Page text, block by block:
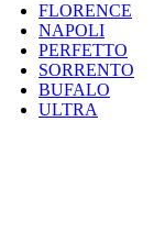
FLORENCE
NAPOLI
PERFETTO
SORRENTO
BUFALO
ULTRA